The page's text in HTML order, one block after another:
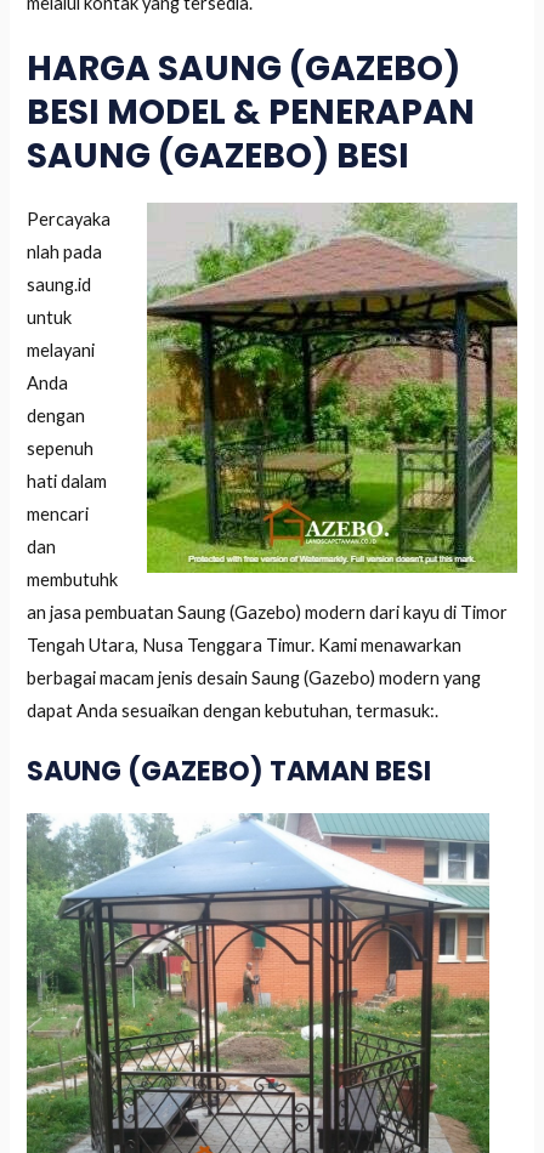
HARGA SAUNG (GAZEBO)
BESI MODEL & PENERAPAN
SAUNG (GAZEBO) BESI
Percayaka
nlah pada
saung.id
untuk
melayani
Anda
dengan
sepenuh
hati dalam
mencari
dan
membutuhk
an jasa pembuatan Saung (Gazebo) modern dari kayu di Timor
Tengah Utara, Nusa Tenggara Timur. Kami menawarkan
berbagai macam jenis desain Saung (Gazebo) modern yang
dapat Anda sesuaikan dengan kebutuhan, termasuk:.
SAUNG (GAZEBO) TAMAN BESI